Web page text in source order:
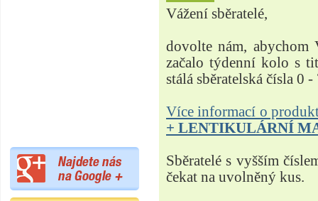
Vážení sběratelé,
dovolte nám,
začalo týdenní kolo s
stálá sběratelská čísla 0 -
Více informací o
+ LENTIKULÁRNÍ
Sběratelé s vyšším
čekat na uvolněný kus.